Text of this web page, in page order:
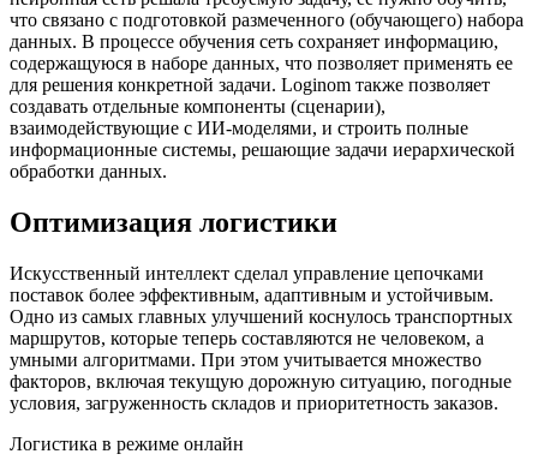
что связано с подготовкой размеченного (обучающего) набора
данных. В процессе обучения сеть сохраняет информацию,
содержащуюся в наборе данных, что позволяет применять ее
для решения конкретной задачи. Loginom также позволяет
создавать отдельные компоненты (сценарии),
взаимодействующие с ИИ-моделями, и строить полные
информационные системы, решающие задачи иерархической
обработки данных.
Оптимизация логистики
Искусственный интеллект сделал управление цепочками
поставок более эффективным, адаптивным и устойчивым.
Одно из самых главных улучшений коснулось транспортных
маршрутов, которые теперь составляются не человеком, а
умными алгоритмами. При этом учитывается множество
факторов, включая текущую дорожную ситуацию, погодные
условия, загруженность складов и приоритетность заказов.
Логистика в режиме онлайн